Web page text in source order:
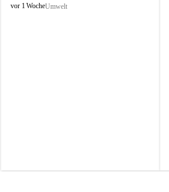
V
vor 1 WocheUmwelt